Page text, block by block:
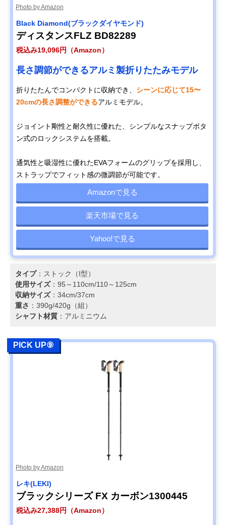
Photo by Amazon
Black Diamond(ブラックダイヤモンド)
ディスタンスFLZ BD82289
税込み19,096円（Amazon）
長さ調節ができるアルミ製折りたたみモデル
折りたたんでコンパクトに収納でき、 シーンに応じて15〜
20cmの長さ調整ができるアルミモデル。
ジョイント剛性と耐久性に優れた、シンプルなスナップボタ
ン式のロックシステムを搭載。
通気性と吸湿性に優れたEVAフォームのグリップを採用し、
ストラップでフィット感の微調節が可能です。
Amazonで見る
楽天市場で見る
Yahoo!で見る
タイプ：ストック（I型）
使用サイズ：95～110cm/110～125cm
収納サイズ：34cm/37cm
重さ ：390g/420g（組）
シャフト材質 ：アルミニウム
PICK UP⑨
Photo by Amazon
レキ(LEKI)
ブラックシリーズ FX カーボン1300445
税込み27,388円（Amazon）